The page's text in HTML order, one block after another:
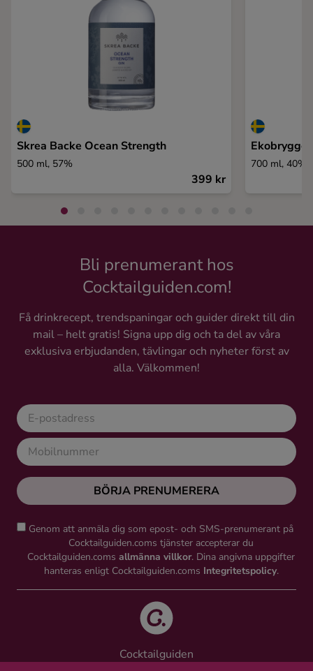
Skrea Backe Ocean Strength
500 ml, 57%
399 kr
700 ml, 40%
Bli prenumerant hos
Cocktailguiden.com!
Få drinkrecept, trendspaningar och guider direkt till din
mail – helt gratis! Signa upp dig och ta del av våra
exklusiva erbjudanden, tävlingar och nyheter först av
alla. Välkommen!
BÖRJA PRENUMERERA
Genom att anmäla dig som epost- och SMS-prenumerant på
Cocktailguiden.coms tjänster accepterar du
Cocktailguiden.coms allmänna villkor. Dina angivna uppgifter
hanteras enligt Cocktailguiden.coms Integritetspolicy.
Cocktailguiden